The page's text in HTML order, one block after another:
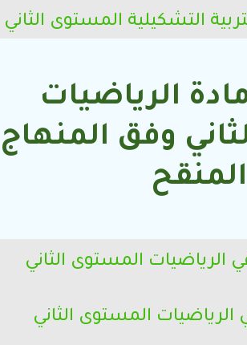
التشكيلية المستوى الثاني
الرياضيات
وفق المنهاج
المنقح
الرياضيات المستوى الثاني
الرياضيات المستوى الثاني